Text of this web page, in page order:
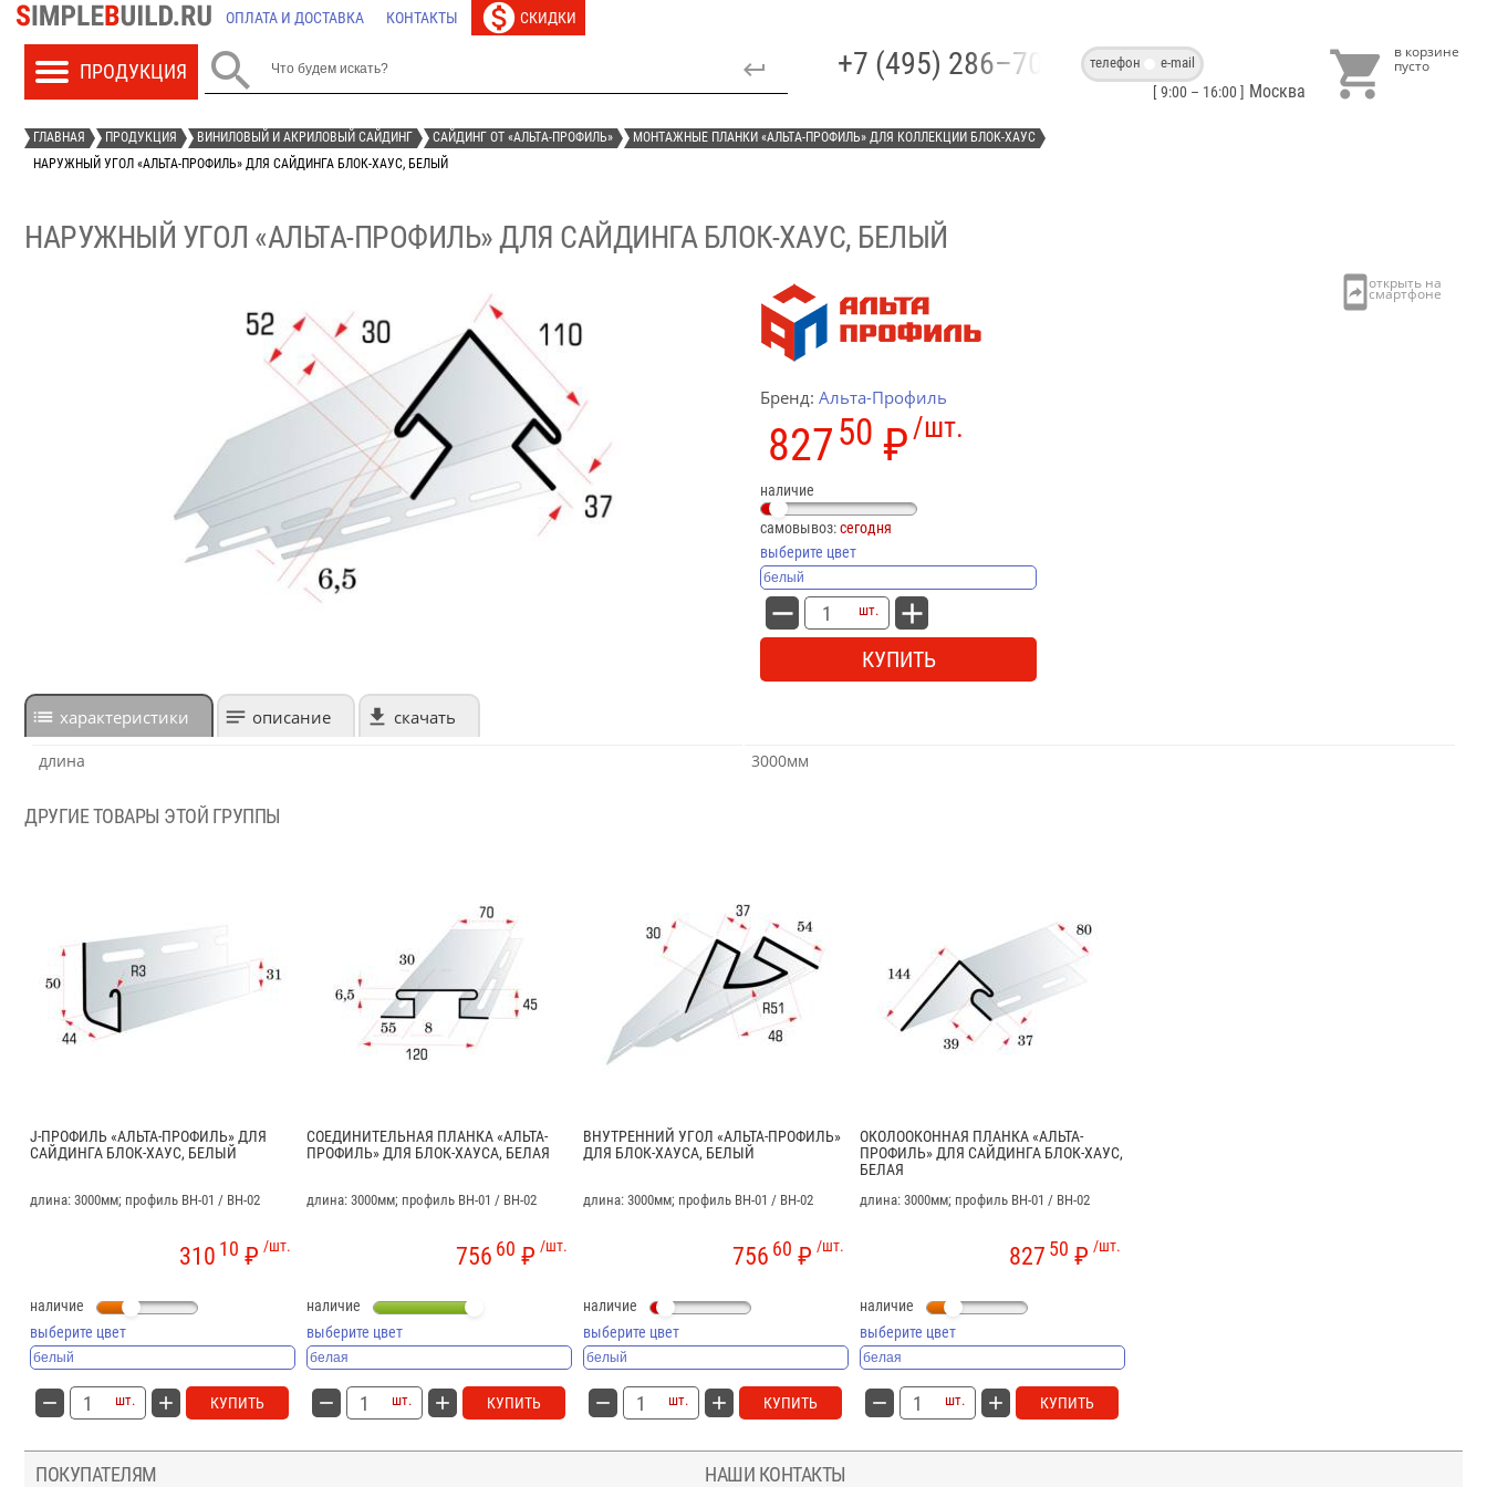
ОПЛАТА И ДОСТАВКА КОНТАКТЫ СКИДКИ
 +7 (495) 286–70–40телефон e-mail
[ 9:00 – 16:00 ] Москва 
ГЛАВНАЯ ПРОДУКЦИЯ ВИНИЛОВЫЙ И АКРИЛОВЫЙ САЙДИНГ САЙДИНГ ОТ «АЛЬТА-ПРОФИЛЬ»
МОНТАЖНЫЕ ПЛАНКИ «АЛЬТА-ПРОФИЛЬ» ДЛЯ КОЛЛЕКЦИИ БЛОК-ХАУС
НАРУЖНЫЙ УГОЛ «АЛЬТА-ПРОФИЛЬ» ДЛЯ САЙДИНГА БЛОК-ХАУС, БЕЛЫЙ
НАРУЖНЫЙ УГОЛ «АЛЬТА-ПРОФИЛЬ» ДЛЯ САЙДИНГА БЛОК-ХАУС, БЕЛЫЙ
Бренд: Альта-Профиль
/шт.
82750 ₽
наличие
самовывоз:сегодня
выберите цвет
шт.
КУПИТЬ
характеристики описание скачать
длина 3000мм
ДРУГИЕ ТОВАРЫ ЭТОЙ ГРУППЫ
J-ПРОФИЛЬ «АЛЬТА-ПРОФИЛЬ» ДЛЯ
САЙДИНГА БЛОК-ХАУС, БЕЛЫЙ
длина: 3000мм; профиль BH-01 / BH-02
/шт.
310 10 ₽
наличие
выберите цвет
шт. КУПИТЬ
СОЕДИНИТЕЛЬНАЯ ПЛАНКА «АЛЬТА-
ПРОФИЛЬ» ДЛЯ БЛОК-ХАУСА, БЕЛАЯ
длина: 3000мм; профиль BH-01 / BH-02
/шт.
756 60 ₽
наличие
выберите цвет
шт. КУПИТЬ
ВНУТРЕННИЙ УГОЛ «АЛЬТА-ПРОФИЛЬ»
ДЛЯ БЛОК-ХАУСА, БЕЛЫЙ
длина: 3000мм; профиль BH-01 / BH-02
/шт.
756 60 ₽
наличие
выберите цвет
шт. КУПИТЬ
ОКОЛООКОННАЯ ПЛАНКА «АЛЬТА-
ПРОФИЛЬ» ДЛЯ САЙДИНГА БЛОК-ХАУС,
БЕЛАЯ
длина: 3000мм; профиль BH-01 / BH-02
/шт.
827 50 ₽
наличие
выберите цвет
шт. КУПИТЬ
ПОКУПАТЕЛЯМ НАШИ КОНТАКТЫ